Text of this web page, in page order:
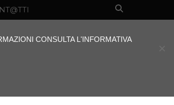
CONSULTA L'INFORMATIVA